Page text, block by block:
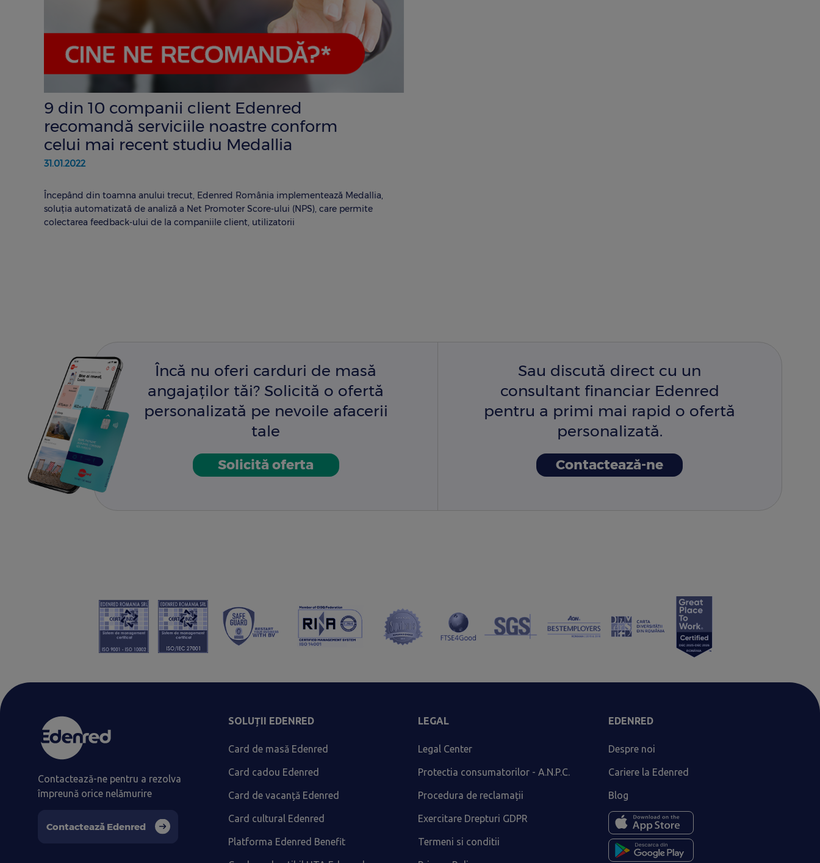
9 din 10 companii client Edenred
recomandă serviciile noastre conform
celui mai recent studiu Medallia
31.01.2022
Începând din toamna anului trecut, Edenred România implementează Medallia,
soluţia automatizată de analiză a Net Promoter Score-ului (NPS), care permite
colectarea feedback-ului de la companiile client, utilizatorii
Încă nu oferi carduri de masă
angajaților tăi? Solicită o ofertă
personalizată pe nevoile afacerii
tale
Solicită oferta
Sau discută direct cu un
consultant financiar Edenred
pentru a primi mai rapid o ofertă
personalizată.
Contactează-ne
Contactează-ne pentru a rezolva
împreună orice nelămurire
Contactează Edenred
SOLUȚII EDENRED
Card de masă Edenred
Card cadou Edenred
Card de vacanță Edenred
Card cultural Edenred
Platforma Edenred Benefit
LEGAL
Legal Center
Protectia consumatorilor - A.N.P.C.
Procedura de reclamații
Exercitare Drepturi GDPR
Termeni si conditii
EDENRED
Despre noi
Cariere la Edenred
Blog